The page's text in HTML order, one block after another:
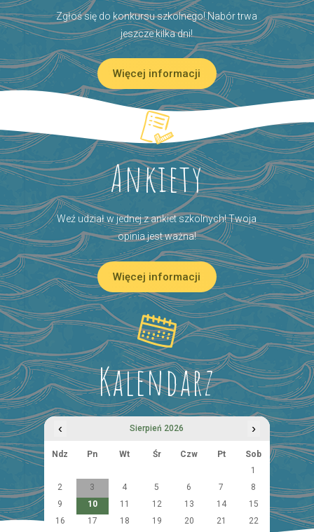
Zgłoś się do konkursu szkolnego! Nabór trwa
jeszcze kilka dni!
Więcej informacji
Ankiety
Weź udział w jednej z ankiet szkolnych! Twoja
opinia jest ważna!
Więcej informacji
Kalendarz
‹ Sierpień 2026 ›
Ndz Pn Wt Śr Czw Pt
Sob
1
2
3 4 5 6 7
8
9
10 11 12 13 14
15
16
17 18 19 20 21
22